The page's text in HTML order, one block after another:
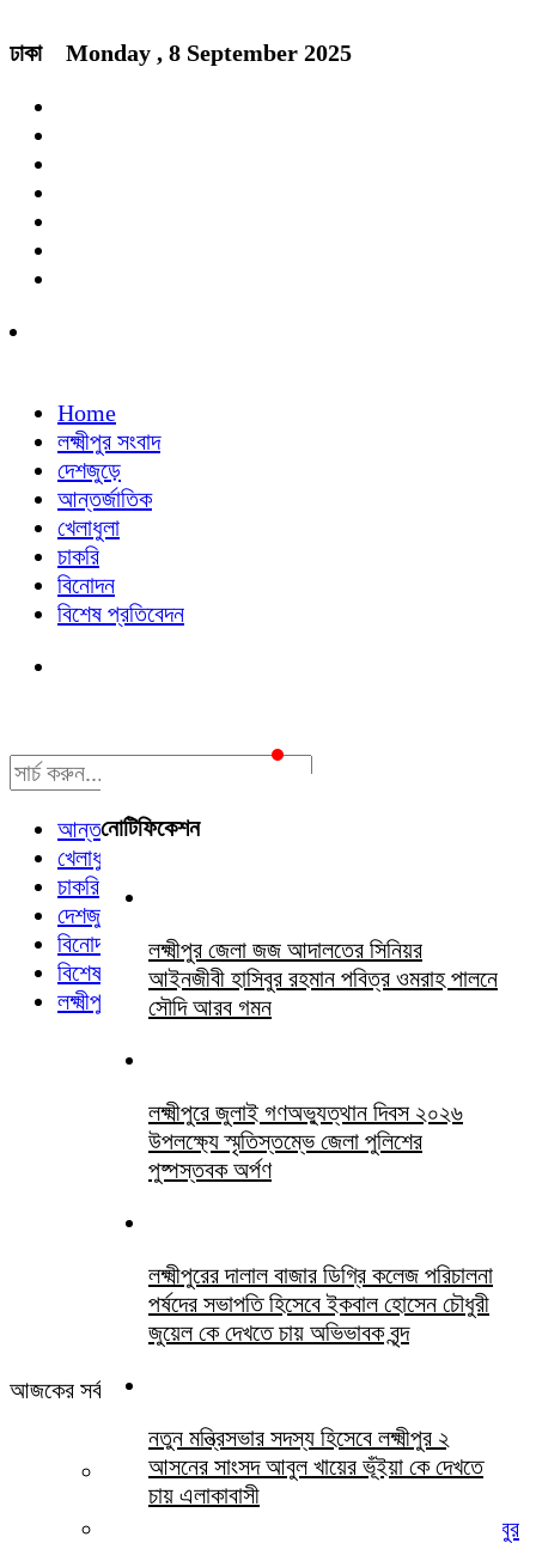
ঢাকা Monday , 8 September 2025
Home
লক্ষ্মীপুর সংবাদ
দেশজুড়ে
আন্তর্জাতিক
খেলাধুলা
চাকরি
বিনোদন
বিশেষ প্রতিবেদন
নোটিফিকেশন
লক্ষ্মীপুর জেলা জজ আদালতের সিনিয়র
আইনজীবী হাসিবুর রহমান পবিত্র ওমরাহ পালনে
সৌদি আরব গমন
লক্ষ্মীপুরে জুলাই গণঅভ্যুত্থান দিবস ২০২৬
উপলক্ষ্যে স্মৃতিস্তম্ভে জেলা পুলিশের
পুষ্পস্তবক অর্পণ
লক্ষ্মীপুরের দালাল বাজার ডিগ্রি কলেজ পরিচালনা
পর্ষদের সভাপতি হিসেবে ইকবাল হোসেন চৌধুরী
জুয়েল কে দেখতে চায় অভিভাবক বৃন্দ
নতুন মন্ত্রিসভার সদস্য হিসেবে লক্ষ্মীপুর ২
আসনের সাংসদ আবুল খায়ের ভূঁইয়া কে দেখতে
চায় এলাকাবাসী
আন্তর্জাতিক
খেলাধুলা
চাকরি
দেশজুড়ে
বিনোদন
বিশেষ প্রতিবেদন
লক্ষ্মীপুর সংবাদ
আজকের সর্বশেষ সবখবর
খামোশী বড় চিৎকার
লক্ষ্মীপুর জেলা জজ আদালতের সিনিয়র আইনজীবী হাসিবুর